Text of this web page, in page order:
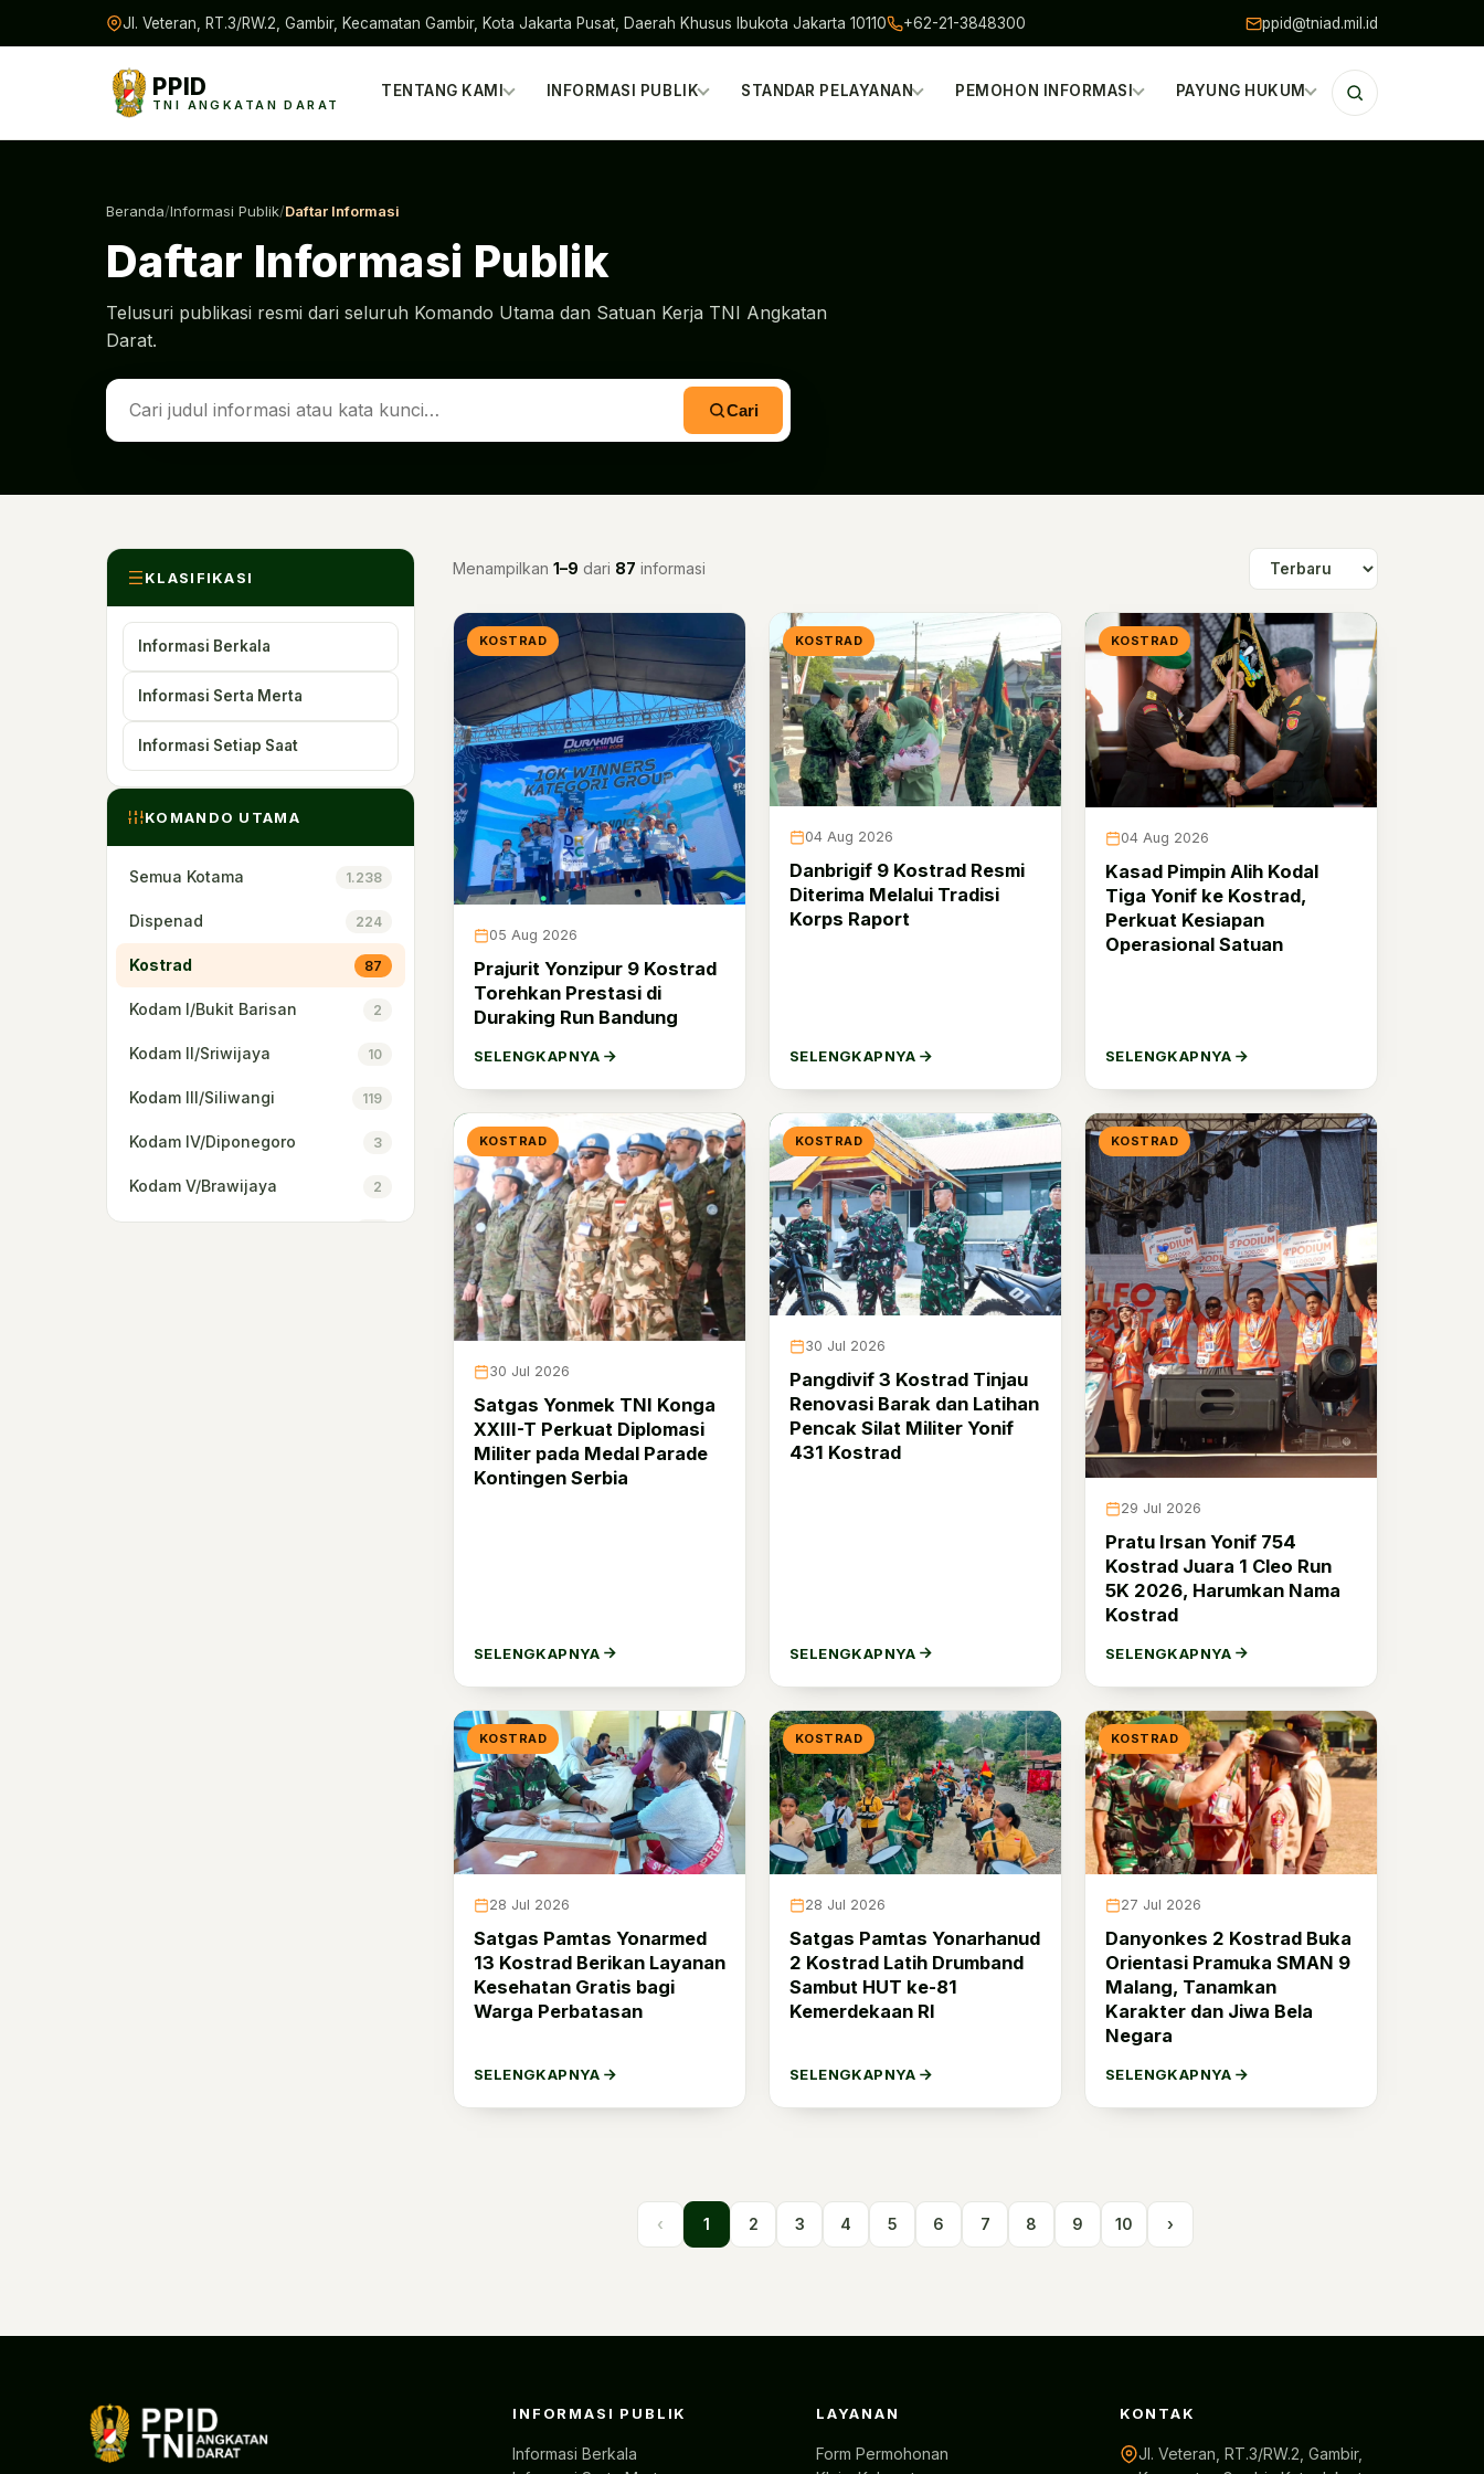
Jl. Veteran, RT.3/RW.2, Gambir, Kecamatan Gambir, Kota Jakarta Pusat, Daerah Khusus Ibukota Jakarta 10110 +62-21-3848300 ppid@tniad.mil.id
PPID
TNI ANGKATAN DARAT
TENTANG KAMI INFORMASI PUBLIK STANDAR PELAYANAN PEMOHON INFORMASI PAYUNG HUKUM
Beranda/Informasi Publik/Daftar Informasi
Daftar Informasi Publik
Telusuri publikasi resmi dari seluruh Komando Utama dan Satuan Kerja TNI Angkatan
Darat.
Cari
KLASIFIKASI
Informasi Berkala
Informasi Serta Merta
Informasi Setiap Saat
KOMANDO UTAMA
Semua Kotama 1.238
Dispenad 224
Kostrad 87
Kodam I/Bukit Barisan 2
Kodam II/Sriwijaya 10
Kodam III/Siliwangi 119
Kodam IV/Diponegoro 3
Kodam V/Brawijaya 2
Pussenkav 1
Pussenarhanud
Menampilkan 1–9 dari 87 informasi
KOSTRAD
05 Aug 2026
Prajurit Yonzipur 9 Kostrad
Torehkan Prestasi di
Duraking Run Bandung
SELENGKAPNYA
KOSTRAD
04 Aug 2026
Danbrigif 9 Kostrad Resmi
Diterima Melalui Tradisi
Korps Raport
SELENGKAPNYA
KOSTRAD
04 Aug 2026
Kasad Pimpin Alih Kodal
Tiga Yonif ke Kostrad,
Perkuat Kesiapan
Operasional Satuan
SELENGKAPNYA
KOSTRAD
30 Jul 2026
Satgas Yonmek TNI Konga
XXIII-T Perkuat Diplomasi
Militer pada Medal Parade
Kontingen Serbia
SELENGKAPNYA
KOSTRAD
30 Jul 2026
Pangdivif 3 Kostrad Tinjau
Renovasi Barak dan Latihan
Pencak Silat Militer Yonif
431 Kostrad
SELENGKAPNYA
KOSTRAD
29 Jul 2026
Pratu Irsan Yonif 754
Kostrad Juara 1 Cleo Run
5K 2026, Harumkan Nama
Kostrad
SELENGKAPNYA
KOSTRAD
28 Jul 2026
Satgas Pamtas Yonarmed
13 Kostrad Berikan Layanan
Kesehatan Gratis bagi
Warga Perbatasan
SELENGKAPNYA
KOSTRAD
28 Jul 2026
Satgas Pamtas Yonarhanud
2 Kostrad Latih Drumband
Sambut HUT ke-81
Kemerdekaan RI
SELENGKAPNYA
KOSTRAD
27 Jul 2026
Danyonkes 2 Kostrad Buka
Orientasi Pramuka SMAN 9
Malang, Tanamkan
Karakter dan Jiwa Bela
Negara
SELENGKAPNYA
‹ 1 2 3 4 5 6 7 8 9 10 ›
INFORMASI PUBLIK
Informasi Berkala
LAYANAN
Form Permohonan
KONTAK
Jl. Veteran, RT.3/RW.2, Gambir,